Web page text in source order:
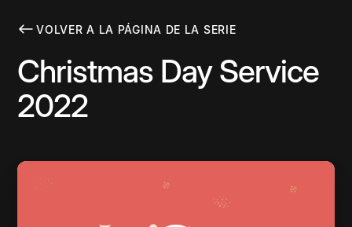
VOLVER A LA PÁGINA DE LA SERIE
Christmas Day Service
2022